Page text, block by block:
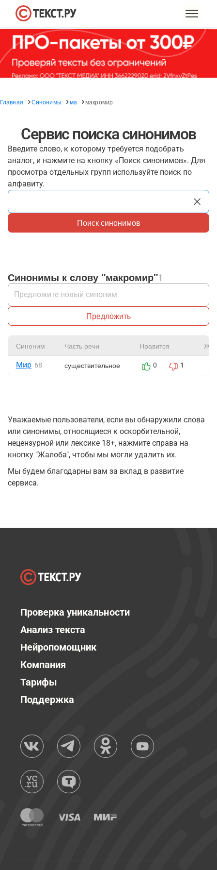
Главная Синонимы ма макромир
Сервис поиска синонимов
Введите слово, к которому требуется подобрать
аналог, и нажмите на кнопку «Поиск синонимов». Для
просмотра отдельных групп используйте поиск по
алфавиту.
Поиск синонимов
Синонимы к слову "макромир"1
Предложить
Синоним Часть речи Нравится
Мир 68 существительное 0 1
Уважаемые пользователи, если вы обнаружили слова
или синонимы, относящиеся к оскорбительной,
нецензурной или лексике 18+, нажмите справа на
кнопку "Жалоба", чтобы мы могли удалить их.
Мы будем благодарны вам за вклад в развитие
сервиса.
Проверка уникальности
Анализ текста
Нейропомощник
Компания
Тарифы
Поддержка